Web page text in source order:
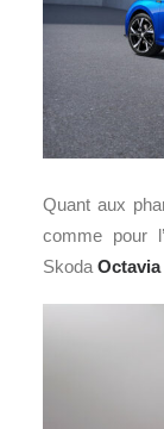
Quant aux
comme pour
SkodaOctavia